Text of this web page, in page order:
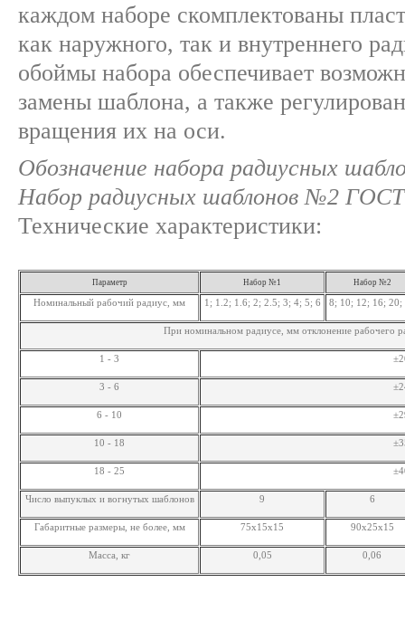
каждом наборе скомплектованы
как наружного, так и внутреннего
обоймы набора обеспечивает
замены шаблона, а также
вращения их на оси.
Обозначение набора радиусных
Набор радиусных шаблонов №2
Технические характеристики:
Параметр Набор №1 Набор №2
Номинальный рабочий радиус, мм 1; 1.2; 1.6; 2; 2.5; 3; 4; 5; 6 8; 10; 12; 16; 20;
При номинальном радиусе, мм отклонение рабочего
1 - 3
3 - 6
6 - 10
10 - 18
18 - 25
Число выпуклых и вогнутых шаблонов 9 6
Габаритные размеры, не более, мм 75х15х15 90х25х15
Масса, кг 0,05 0,06